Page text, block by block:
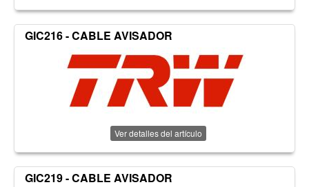
GIC216 - CABLE AVISADOR
Ver detalles del artículo
GIC219 - CABLE AVISADOR